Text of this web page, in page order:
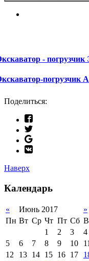
-
погрузчик
Поделиться:
Наверх
Календарь
« Июнь 2017
»
Пн Вт Ср Чт Пт Сб
1
2 3
4
5
6 7 8 9 10
12
13 14 15 16 17